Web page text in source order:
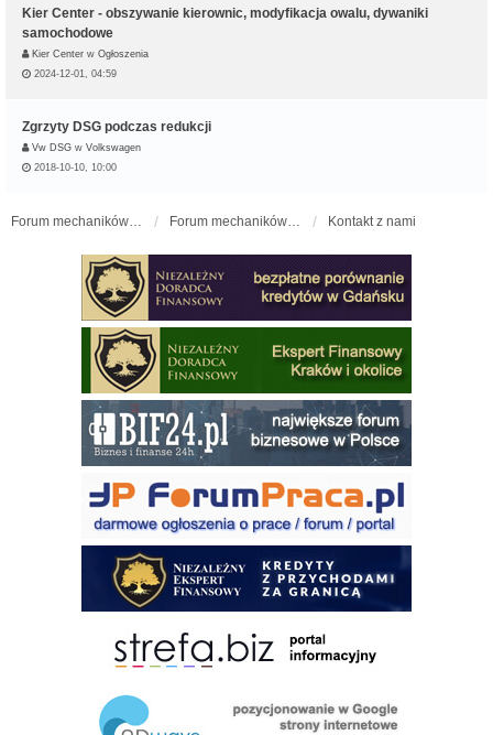
Kier Center - obszywanie kierownic, modyfikacja owalu, dywaniki
samochodowe
Kier Center w Ogłoszenia
2024-12-01, 04:59
Zgrzyty DSG podczas redukcji
Vw DSG w Volkswagen
2018-10-10, 10:00
Forum mechaników samochodowych - forum-mechaniczne.pl Forum mechaników samochodowych Kontakt z nami